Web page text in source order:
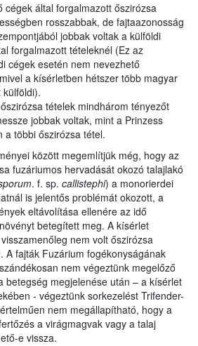
cégek által forgalmazott őszirózsa
rosszabbak, de fajtaazonosság
jobbak voltak a külföldi
forgalmazott tételeknél (Ez az
cégek esetén nem nevezhető
a kísérletben hétszer több magyar
tételek mindhárom tényezőt
jobbak voltak, mint a Prinzess
a többi őszirózsa tétel.
között megemlítjük még, hogy az
fuzáriumos hervadását okozó talajlakó
. f. sp. callistephi) a monorierdei
is jelentős problémát okozott, a
eltávolítása ellenére az idő
betegített meg. A kísérlet
nem volt őszirózsa
A fajták Fuzárium fogékonyságának
nem végeztünk megelőző
betegség megjelenése után – a kísérlet
- végeztünk sorkezelést Trifender-
nem megállapítható, hogy a
a virágmagvak vagy a talaj
e vissza.